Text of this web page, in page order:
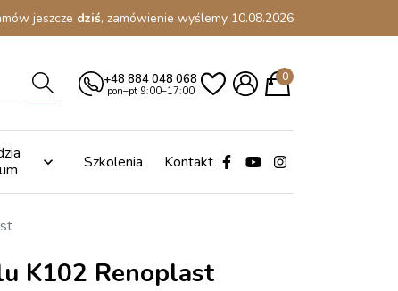
jeszcze dziś, zamówienie wyślemy 10.08.2026
+48 884 048 068
pon–pt 9:00–17:00
0
 Szkolenia Kontakt
K102 Renoplast